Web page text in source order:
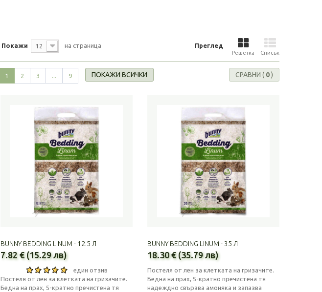
Преглед
Решетка Списък
Покажи 12 на страница
СРАВНИ ( 0)
ПОКАЖИ ВСИЧКИ
1 2 3 ... 9
BUNNY BEDDING LINUM - 12.5 Л
7.82 € (15.29 лв)
един отзив
Постеля от лен за клетката на гризачите.
Бедна на прах, 5-кратно пречистена тя
BUNNY BEDDING LINUM - 35 Л
18.30 € (35.79 лв)
Постеля от лен за клетката на гризачите.
Бедна на прах, 5-кратно пречистена тя
надеждно свързва амоняка и запазва